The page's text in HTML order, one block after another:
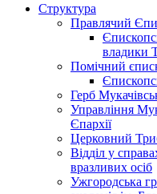
Структура
Правлячий
владики
Помічний
Герб
Управління
Єпархії
Церковний
Відділ у
вразливих осіб
Ужгородська